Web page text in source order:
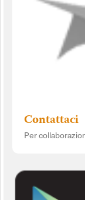
Contattaci
Per